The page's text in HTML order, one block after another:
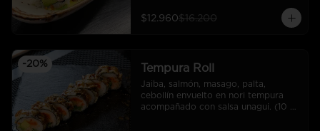
$12.960$16.200
-20% Tempura Roll
Jaiba, salmón, masago, palta,
cebollín envuelto en nori tempura
acompañado con salsa unagui. (10